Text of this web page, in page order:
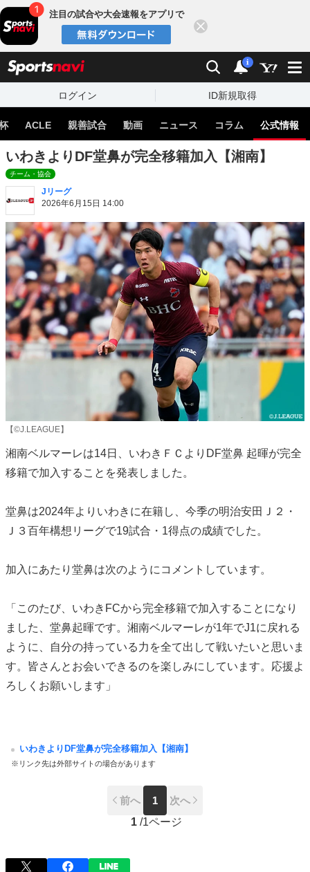
注目の試合や大会速報をアプリで
検索 通知
i
ログイン ID新規取得
ACLE 親善試合 動画 ニュース コラム 公式情報
いわきよりDF堂鼻が完全移籍加入【湘南】
チーム・協会
Jリーグ
2026年6月15日 14:00
【©J.LEAGUE】
湘南ベルマーレは14日、いわきＦＣよりDF堂鼻 起暉が完全
移籍で加入することを発表しました。
堂鼻は2024年よりいわきに在籍し、今季の明治安田Ｊ２・
Ｊ３百年構想リーグで19試合・1得点の成績でした。
加入にあたり堂鼻は次のようにコメントしています。
「このたび、いわきFCから完全移籍で加入することになり
ました、堂鼻起暉です。湘南ベルマーレが1年でJ1に戻れる
ように、自分の持っている力を全て出して戦いたいと思いま
す。皆さんとお会いできるのを楽しみにしています。応援よ
ろしくお願いします」
いわきよりDF堂鼻が完全移籍加入【湘南】
※リンク先は外部サイトの場合があります
前へ 1
次へ
1 /1ページ